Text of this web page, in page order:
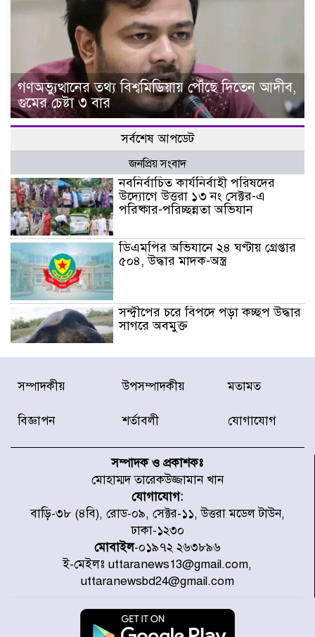
গণঅভ্যুত্থানের তথ্য বিশ্বমিডিয়ায় পৌঁছে দিতেন আদীব,
গুমের চেষ্টা ৩ বার
সর্বশেষ আপডেট
জনপ্রিয় সংবাদ
নবনির্বাচিত কার্যনির্বাহী পরিষদের
উদ্যোগে উত্তরা ১৩ নং সেক্টর-এ
পরিষ্কার-পরিচ্ছন্নতা অভিযান
ডিএমপির অভিযানে ২৪ ঘণ্টায় গ্রেপ্তার
৫০৪, উদ্ধার মাদক-অস্ত্র
সন্দ্বীপের চরে বিপদে পড়া কচ্ছপ উদ্ধার
সাগরে অবমুক্ত
মাতারবাড়ী পৌঁছে নির্ধারিত কর্মসূচিতে
যোগ দিয়েছেন প্রধানমন্ত্রী
জেলা কমিটি অনুমোদন
গণঅভ্যুত্থানের তথ্য বিশ্বমিডিয়ায় পৌঁছে
দিতেন আদীব, গুমের চেষ্টা ৩ বার
বাঁশখালীকে বন্যা মুক্ত করার সকল
পদক্ষেপ নেয়া হবে- আসাদুল হাবিব দুলু
সম্পাদকীয় উপসম্পাদকীয় মতামত
বিজ্ঞাপন শর্তাবলী যোগাযোগ
সম্পাদক ও প্রকাশকঃ
মোহাম্মদ তারেকউজ্জামান খান
যোগাযোগ:
বাড়ি-৩৮ (৪বি), রোড-০৯, সেক্টর-১১, উত্তরা মডেল টাউন,
ঢাকা-১২৩০
মোবাইল-০১৯৭২ ২৬৩৮৯৬
ই-মেইলঃ uttaranews13@gmail.com,
uttaranewsbd24@gmail.com